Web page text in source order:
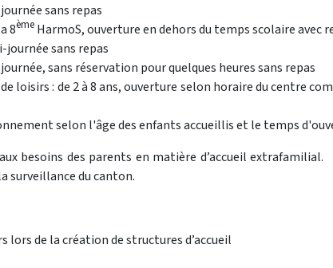
sans repas
8ème HarmoS, ouverture en dehors du temps scolaire avec
journée sans repas
sans réservation pour quelques heures sans repas
loisirs : de 2 à 8 ans, ouverture selon horaire du centre
selon l'âge des enfants accueillis et le temps
aux besoins des parents en matière d’accueil
surveillance du canton.
de la création de structures d’accueil